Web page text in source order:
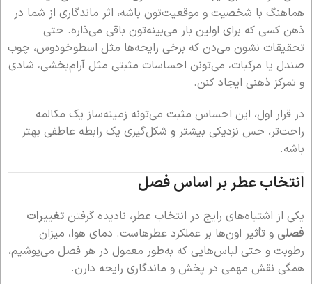
هماهنگ با شخصیت و موقعیت‌تون باشه، اثر ماندگاری از شما در
ذهن کسی که برای اولین بار می‌بینه‌تون باقی می‌ذاره. حتی
تحقیقات نشون می‌دن که برخی رایحه‌ها مثل اسطوخودوس، چوب
صندل یا مرکبات، می‌تونن احساسات مثبتی مثل آرام‌بخشی، شادی
و تمرکز ذهنی ایجاد کنن.
در قرار اول، این احساس مثبت می‌تونه زمینه‌ساز یک مکالمه
راحت‌تر، حس نزدیکی بیشتر و شکل‌گیری یک رابطه عاطفی بهتر
باشه.
انتخاب عطر بر اساس فصل
یکی از اشتباه‌های رایج در انتخاب عطر، نادیده گرفتن تغییرات
فصلی و تأثیر اون‌ها بر عملکرد عطرهاست. دمای هوا، میزان
رطوبت و حتی لباس‌هایی که به‌طور معمول در هر فصل می‌پوشیم،
همگی نقش مهمی در پخش و ماندگاری رایحه دارن.